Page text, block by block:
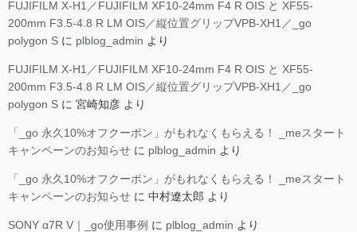
FUJIFILM X-H1／FUJIFILM XF10-24mm F4 R OIS と XF55-
200mm F3.5-4.8 R LM OIS／縦位置グリップVPB-XH1／_go
polygon S に plblog_admin より
FUJIFILM X-H1／FUJIFILM XF10-24mm F4 R OIS と XF55-
200mm F3.5-4.8 R LM OIS／縦位置グリップVPB-XH1／_go
polygon S に 宮崎知彦 より
「_go 永久10%オフクーポン」がもれなくもらえる！ _meスタート
キャンペーンのお知らせ に plblog_admin より
「_go 永久10%オフクーポン」がもれなくもらえる！ _meスタート
キャンペーンのお知らせ に 中村遼太郎 より
SONY α7R V｜_go使用事例 に plblog_admin より